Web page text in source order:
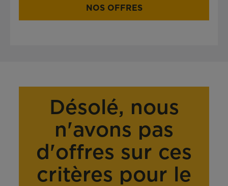
NOS OFFRES
Désolé, nous
n'avons pas
d'offres sur ces
critères pour le